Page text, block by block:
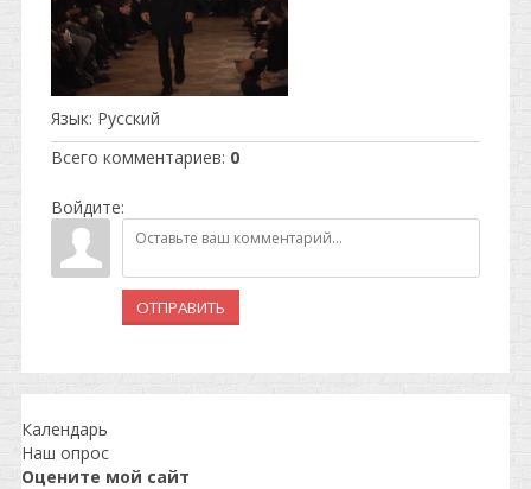
Язык: Русский
Всего комментариев: 0
Войдите:
ОТПРАВИТЬ
Календарь
Наш опрос
Оцените мой сайт